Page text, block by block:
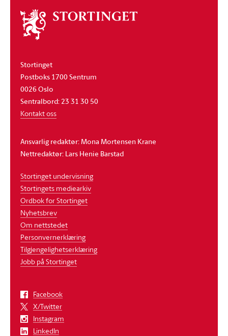
Om
stortinget
Stortinget
Postboks 1700 Sentrum
0026 Oslo
Sentralbord: 23 31 30 50
Kontakt oss
Ansvarlig redaktør: Mona Mortensen Krane
Nettredaktør: Lars Henie Barstad
Stortinget undervisning
Stortingets mediearkiv
Ordbok for Stortinget
Nyhetsbrev
Om nettstedet
Personvernerklæring
Tilgjengelighetserklæring
Jobb på Stortinget
Facebook
X/Twitter
Instagram
LinkedIn